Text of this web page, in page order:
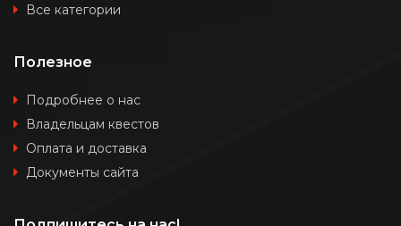
Все категории
Полезное
Подробнее о нас
Владельцам квестов
Оплата и доставка
Документы сайта